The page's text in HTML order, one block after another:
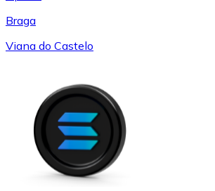
Braga
Viana do Castelo